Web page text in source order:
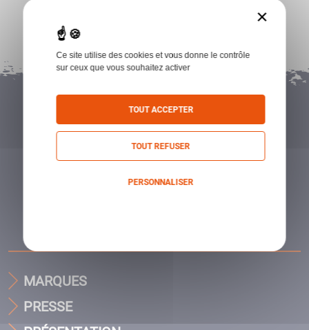
MARQUES
PRESSE
×
Ce site utilise des cookies et vous donne le contrôle
sur ceux que vous souhaitez activer
TOUT ACCEPTER
TOUT REFUSER
PERSONNALISER